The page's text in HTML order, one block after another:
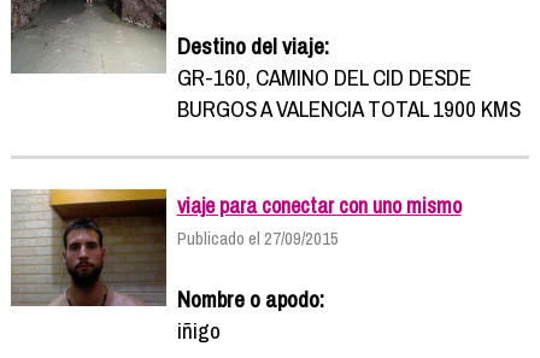
Destino del viaje:
GR-160, CAMINO DEL CID DESDE
BURGOS A VALENCIA TOTAL 1900 KMS
viaje para conectar con uno mismo
Publicado el 27/09/2015
Nombre o apodo:
iñigo